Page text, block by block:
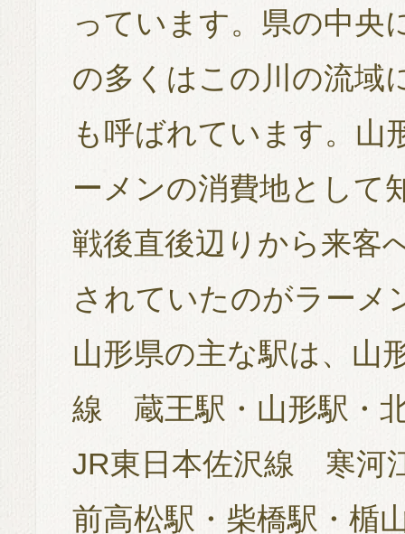
っています。県の中央
の多くはこの川の流域
も呼ばれています。山
ーメンの消費地として
戦後直後辺りから来客
されていたのがラーメ
山形県の主な駅は、山
線 蔵王駅・山形駅・
JR東日本佐沢線 寒河
前高松駅・柴橋駅・楯